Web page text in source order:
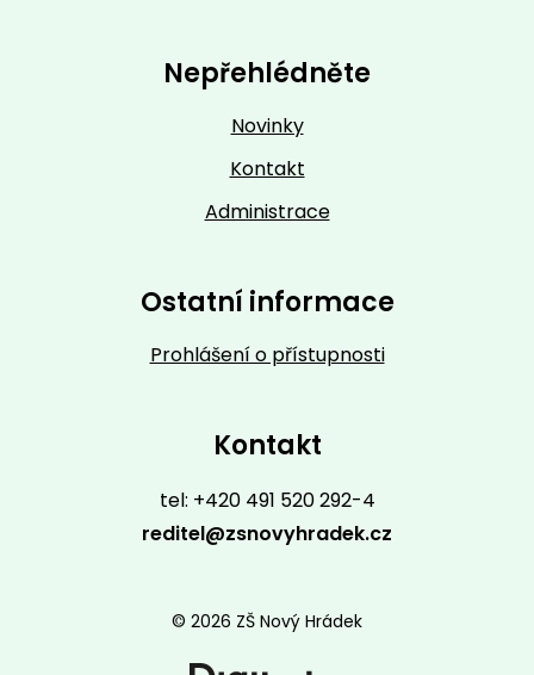
Nepřehlédněte
Novinky
Kontakt
Administrace
Ostatní informace
Prohlášení o přístupnosti
Kontakt
tel: +420 491 520 292-4
reditel@zsnovyhradek.cz
© 2026 ZŠ Nový Hrádek